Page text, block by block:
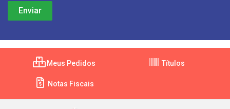
Meus Pedidos Títulos
Notas Fiscais